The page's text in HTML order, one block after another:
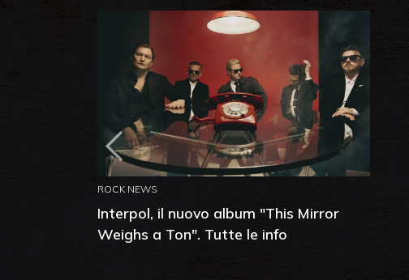
ROCK NEWS
Interpol, il nuovo album "This Mirror
Weighs a Ton". Tutte le info